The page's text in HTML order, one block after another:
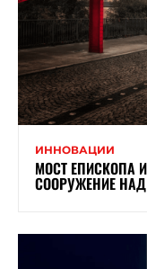
ИННОВАЦИИ
МОСТ ЕПИСКОПА
СООРУЖЕНИЕ